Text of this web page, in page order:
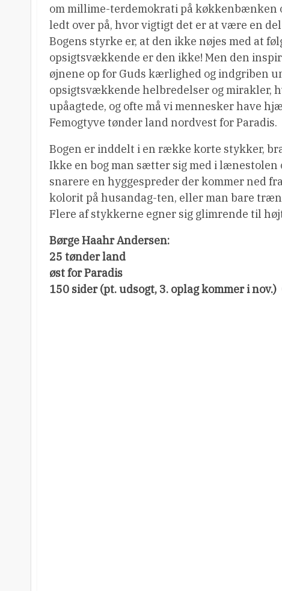
om millime-terdemokrati på køkkenbænken
ledt over på, hvor vigtigt det er at være en
Bogens styrke er, at den ikke nøjes med at
opsigtsvækkende er den ikke! Men den
øjnene op for Guds kærlighed og indgriben
opsigtsvækkende helbredelser og mirakler,
upåagtede, og ofte må vi mennesker have
Femogtyve tønder land nordvest for Paradis.
Bogen er inddelt i en række korte stykker,
Ikke en bog man sætter sig med i lænestolen
snarere en hyggespreder der kommer ned
kolorit på husandag-ten, eller man bare
Flere af stykkerne egner sig glimrende til
Børge Haahr Andersen:
25 tønder land
øst for Paradis
150 sider (pt. udsogt, 3. oplag kommer i nov.)